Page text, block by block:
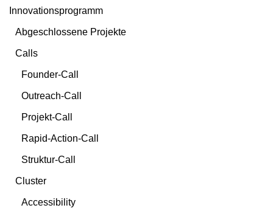
Innovationsprogramm
Abgeschlossene Projekte
Calls
Founder-Call
Outreach-Call
Projekt-Call
Rapid-Action-Call
Struktur-Call
Cluster
Accessibility